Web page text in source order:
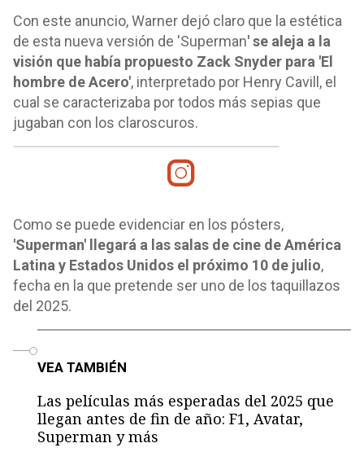
Con este anuncio, Warner dejó claro que la estética
de esta nueva versión de 'Superman' se aleja a la
visión que había propuesto Zack Snyder para 'El
hombre de Acero', interpretado por Henry Cavill, el
cual se caracterizaba por todos más sepias que
jugaban con los claroscuros.
Como se puede evidenciar en los pósters,
'Superman' llegará a las salas de cine de América
Latina y Estados Unidos el próximo 10 de julio,
fecha en la que pretende ser uno de los taquillazos
del 2025.
VEA TAMBIÉN
Las películas más esperadas del 2025 que
llegan antes de fin de año: F1, Avatar,
Superman y más